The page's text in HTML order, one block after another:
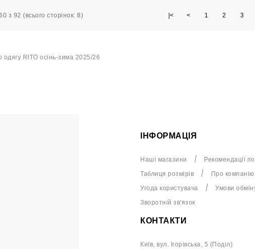
з 92 (всього сторінок: 8) |< < 1 2 3
одягу RITO осінь-зима 2025/26
ІНФОРМАЦІЯ
Наші магазини
Рекомендації
Таблиця розмірів
Про компанію
Угода користувача
Умови
Зворотній зв'язок
КОНТАКТИ
Київ, вул. Ігорівська, 5 (Поділ)